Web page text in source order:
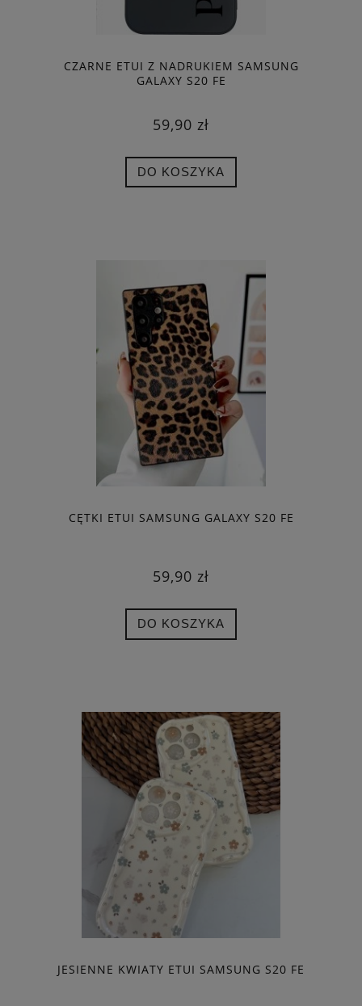
CZARNE ETUI Z NADRUKIEM SAMSUNG
GALAXY S20 FE
59,90 zł
DO KOSZYKA
CĘTKI ETUI SAMSUNG GALAXY S20 FE
59,90 zł
DO KOSZYKA
JESIENNE KWIATY ETUI SAMSUNG S20 FE